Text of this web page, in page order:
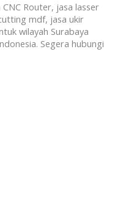
Router, jasa lasser
mdf, jasa ukir
wilayah Surabaya
Segera hubungi